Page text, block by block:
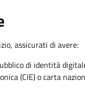
assicurati di avere:
di identità
(CIE) o carta